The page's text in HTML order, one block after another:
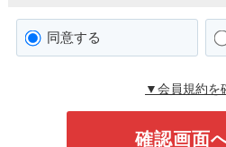
同意する
▼会員規約を